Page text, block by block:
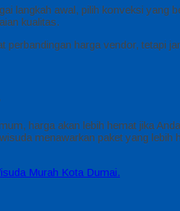
langkah awal, pilih konveksi yang
kualitas.
harga vendor, tetapi
harga akan lebih hemat jika
menawarkan paket yang